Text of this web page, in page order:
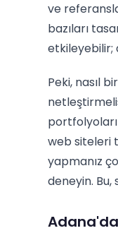
ve
bazıları
etkileyebilir;
Peki, nasıl
web siteleri
yapmanız
deneyin.